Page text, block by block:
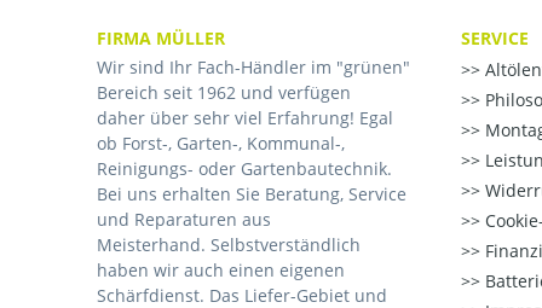
FIRMA MÜLLER
Wir sind Ihr Fach-Händler im "grünen"
Bereich seit 1962 und verfügen
daher über sehr viel Erfahrung! Egal
ob Forst-, Garten-, Kommunal-,
Reinigungs- oder Gartenbautechnik.
Bei uns erhalten Sie Beratung, Service
und Reparaturen aus
Meisterhand. Selbstverständlich
haben wir auch einen eigenen
Schärfdienst. Das Liefer-Gebiet und
SERVICE